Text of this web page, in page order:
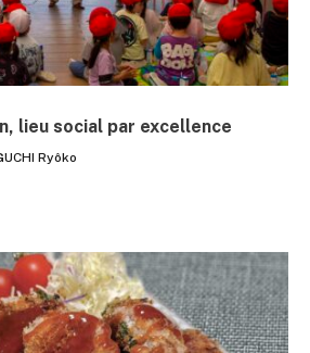
lieu social par excellence
Ryôko